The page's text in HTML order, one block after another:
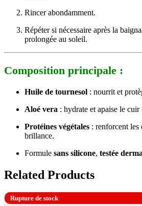
Rincer abondamment.
Répéter si nécessaire après la
prolongée au soleil.
Composition principale :
Huile de tournesol : nourrit et
Aloé vera : hydrate et apaise le cuir
Protéines végétales : renforcent les
brillance.
Formule sans silicone, testée
Related Products
Rupture de stock